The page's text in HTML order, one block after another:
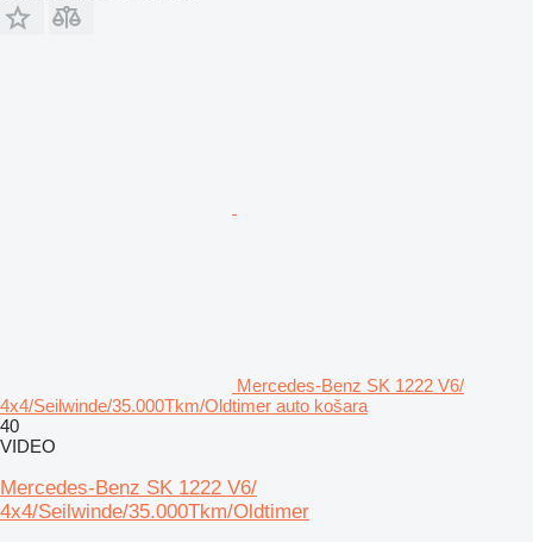
Mercedes-Benz SK 1222 V6/
4x4/Seilwinde/35.000Tkm/Oldtimer auto košara
40
VIDEO
Mercedes-Benz SK 1222 V6/
4x4/Seilwinde/35.000Tkm/Oldtimer